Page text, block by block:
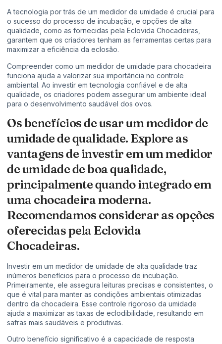
A tecnologia por trás de um medidor de umidade é crucial para
o sucesso do processo de incubação, e opções de alta
qualidade, como as fornecidas pela Eclovida Chocadeiras,
garantem que os criadores tenham as ferramentas certas para
maximizar a eficiência da eclosão.
Compreender como um medidor de umidade para chocadeira
funciona ajuda a valorizar sua importância no controle
ambiental. Ao investir em tecnologia confiável e de alta
qualidade, os criadores podem assegurar um ambiente ideal
para o desenvolvimento saudável dos ovos.
Os benefícios de usar um medidor de
umidade de qualidade. Explore as
vantagens de investir em um medidor
de umidade de boa qualidade,
principalmente quando integrado em
uma chocadeira moderna.
Recomendamos considerar as opções
oferecidas pela Eclovida
Chocadeiras.
Investir em um medidor de umidade de alta qualidade traz
inúmeros benefícios para o processo de incubação.
Primeiramente, ele assegura leituras precisas e consistentes, o
que é vital para manter as condições ambientais otimizadas
dentro da chocadeira. Esse controle rigoroso da umidade
ajuda a maximizar as taxas de eclodibilidade, resultando em
safras mais saudáveis e produtivas.
Outro benefício significativo é a capacidade de resposta